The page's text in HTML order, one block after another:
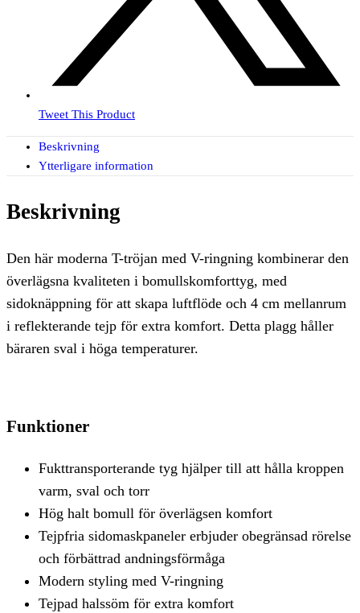
Tweet This Product
Beskrivning
Ytterligare information
Beskrivning
Den här moderna T-tröjan med V-ringning kombinerar den
överlägsna kvaliteten i bomullskomforttyg, med
sidoknäppning för att skapa luftflöde och 4 cm mellanrum
i reflekterande tejp för extra komfort. Detta plagg håller
bäraren sval i höga temperaturer.
Funktioner
Fukttransporterande tyg hjälper till att hålla kroppen
varm, sval och torr
Hög halt bomull för överlägsen komfort
Tejpfria sidomaskpaneler erbjuder obegränsad rörelse
och förbättrad andningsförmåga
Modern styling med V-ringning
Tejpad halssöm för extra komfort